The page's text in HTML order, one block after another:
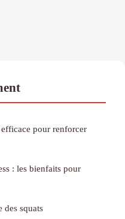
pour renforcer
: les bienfaits pour
des squats